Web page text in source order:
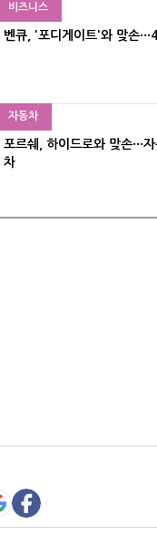
비즈니스
벤큐, '포디게이트'와 맞손
자동차
포르쉐, 하이드로와 맞손···
차